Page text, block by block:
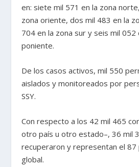
en: siete mil 571 en la zona
zona oriente, dos mil 483 en la
704 en la zona sur y seis mil 052
poniente.
De los casos activos, mil 550
aislados y monitoreados por
SSY.
Con respecto a los 42 mil 465
otro país u otro estado–, 36 mil
recuperaron y representan el 87
global.